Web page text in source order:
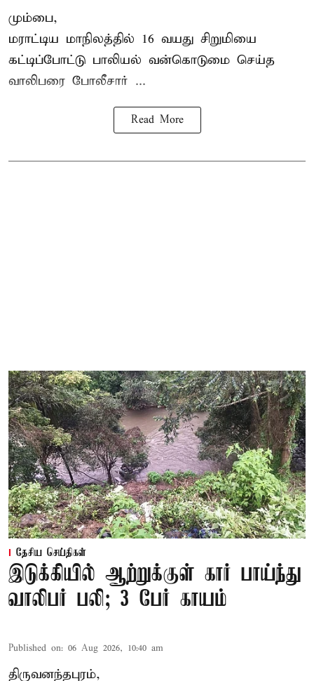
மும்பை,
மராட்டிய மாநிலத்தில் 16 வயது சிறுமியை
கட்டிப்போட்டு பாலியல் வன்கொடுமை செய்த
வாலிபரை போலீசார் ...
Read More
தேசிய செய்திகள்
இடுக்கியில் ஆற்றுக்குள் கார் பாய்ந்து
வாலிபர் பலி; 3 பேர் காயம்
Published on: 06 Aug 2026, 10:40 am
திருவனந்தபுரம்,